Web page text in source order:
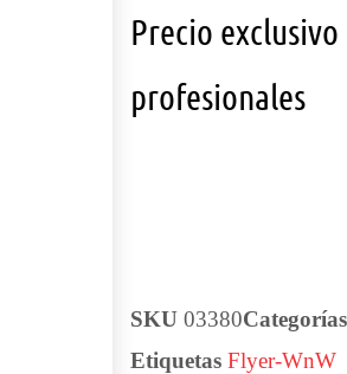
Precio exclusivo
profesionales
SKU 03380Categorías
Etiquetas Flyer-WnW